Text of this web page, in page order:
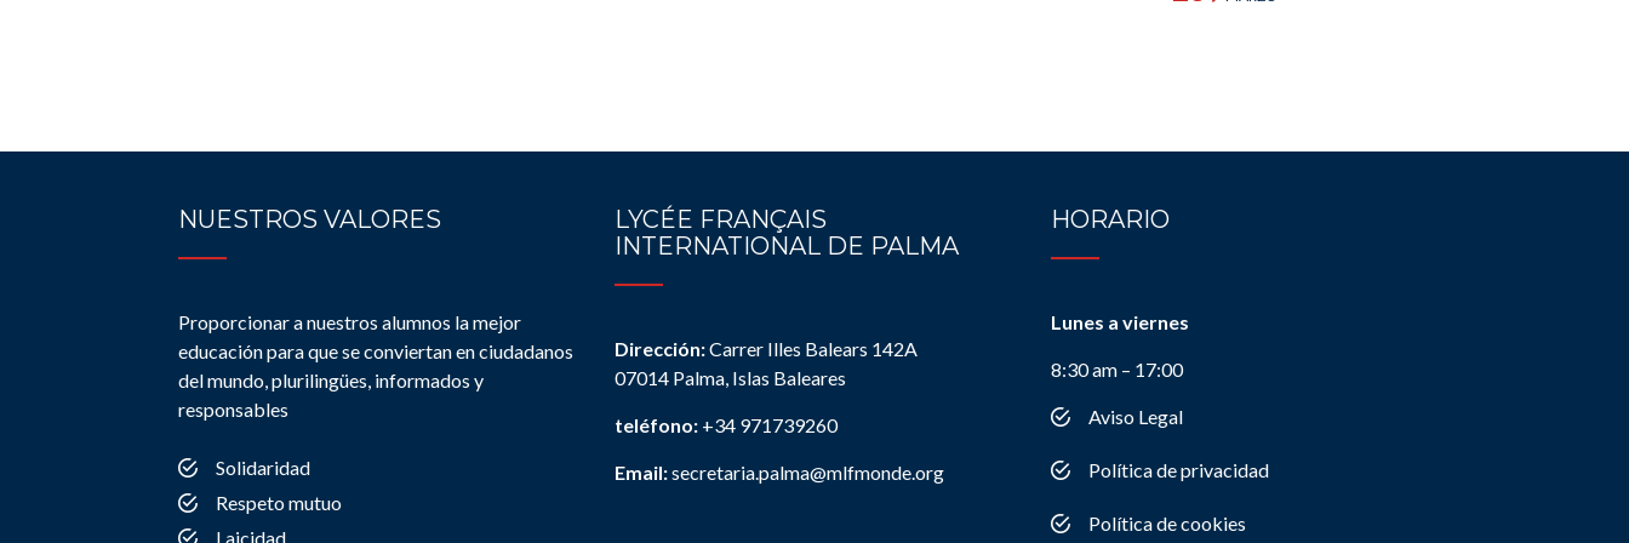
NUESTROS VALORES
Proporcionar a nuestros alumnos la mejor
educación para que se conviertan en ciudadanos
del mundo, plurilingües, informados y
responsables
Solidaridad
Respeto mutuo
Laicidad
LYCÉE FRANÇAIS
INTERNATIONAL DE PALMA
Dirección:Carrer Illes Balears 142A
07014 Palma, Islas Baleares
teléfono: +34 971739260
Email:secretaria.palma@mlfmonde.org
HORARIO
Lunes a viernes
8:30 am – 17:00
Aviso Legal
Política de privacidad
Política de cookies